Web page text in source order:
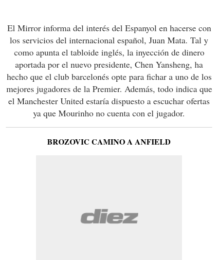
El Mirror informa del interés del Espanyol en hacerse con
los servicios del internacional español, Juan Mata. Tal y
como apunta el tabloide inglés, la inyección de dinero
aportada por el nuevo presidente, Chen Yansheng, ha
hecho que el club barcelonés opte para fichar a uno de los
mejores jugadores de la Premier. Además, todo indica que
el Manchester United estaría dispuesto a escuchar ofertas
ya que Mourinho no cuenta con el jugador.
BROZOVIC CAMINO A ANFIELD